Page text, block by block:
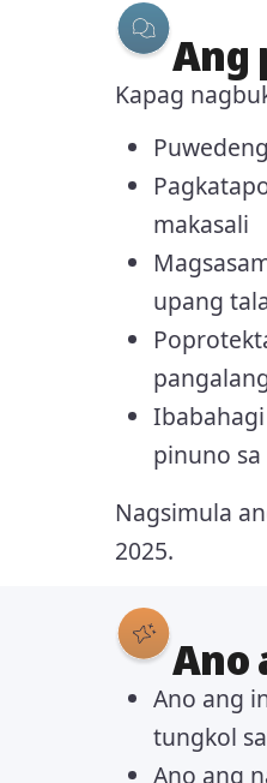
Ang
Kapag
makasali
upang
pinuno
Nagsimula
2025.
Ano
Ano ang
tungkol
Ano ang